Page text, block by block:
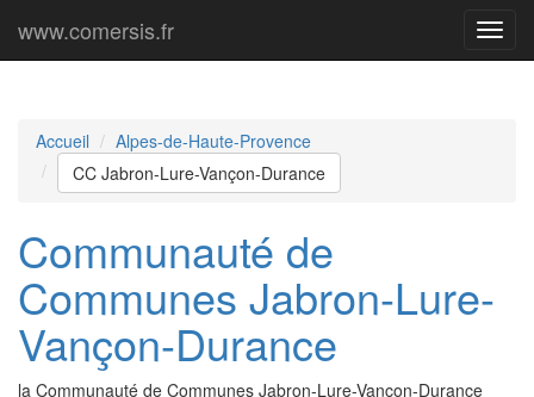
Menu
www.comersis.fr
Accueil
Alpes-de-Haute-Provence
CC Jabron-Lure-Vançon-Durance
Communauté de
Communes Jabron-Lure-
Vançon-Durance
la Communauté de Communes Jabron-Lure-Vançon-Durance